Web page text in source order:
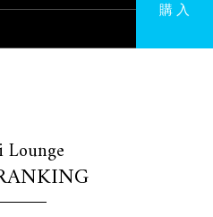
購 入
Lounge